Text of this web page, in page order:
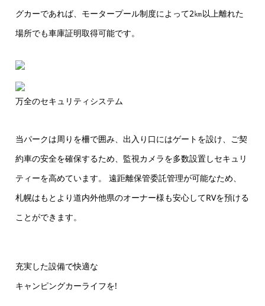
グカーであれば、モータープール制度によって2㎞以上離れた
場所でも車庫証明取得可能です。
万全のセキュリティシステム
当パークは周りを柵で囲み、出入り口にはゲートを設け、ご契
約車の安全を確保するため、監視カメラを多数設置しセキュリ
ティーを高めています。 遠距離保管委託管理が可能なため、
札幌はもとより道内外他県のオーナー様も安心してRVを預ける
ことができます。
充実した設備で快適な
キャンピングカーライフを!